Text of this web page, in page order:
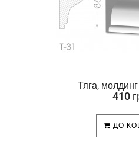
Тяга, молдинг
410
ДО